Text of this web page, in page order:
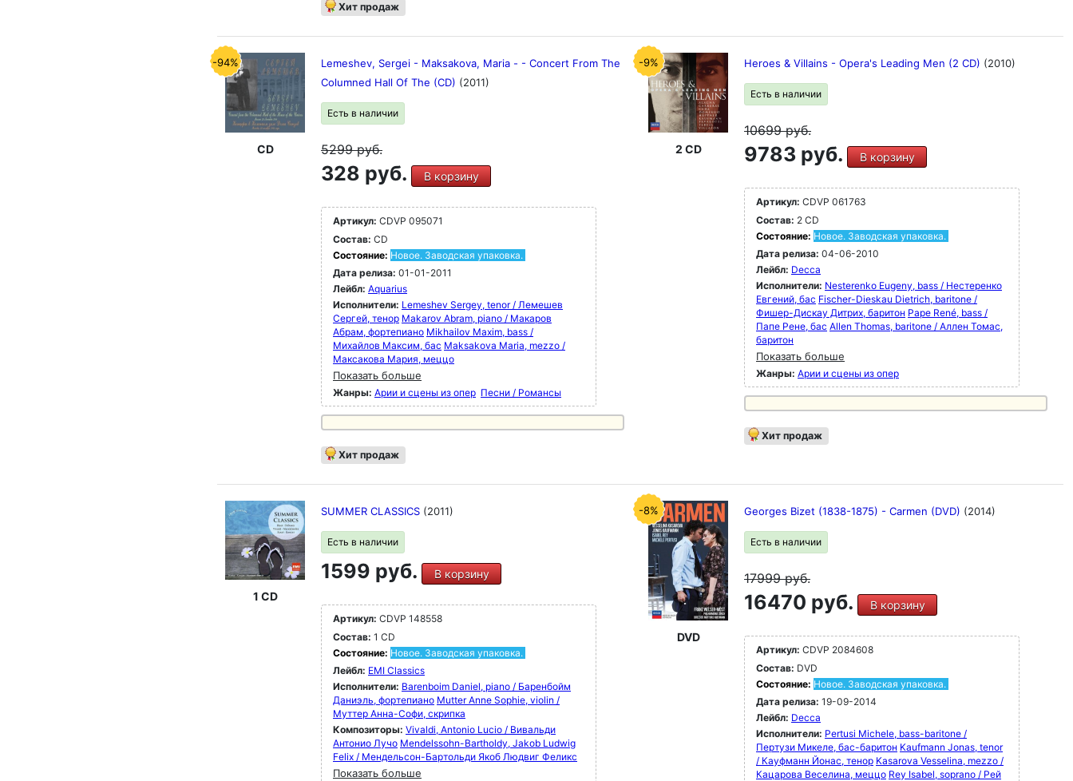
Хит продаж
-94%
CD
Lemeshev, Sergei - Maksakova, Maria - - Concert From The
Columned Hall Of The (CD) (2011)
Есть в наличии
5299руб.
328 руб. В корзину
Артикул: CDVP 095071
Состав: CD
Состояние: Новое. Заводская упаковка.
Дата релиза: 01-01-2011
Лейбл: Aquarius
Исполнители: Lemeshev Sergey, tenor / Лемешев
Сергей, тенор Makarov Abram, piano / Макаров
Абрам, фортепиано Mikhailov Maxim, bass /
Михайлов Максим, бас Maksakova Maria, mezzo /
Максакова Мария, меццо
Показать больше
Жанры: Арии и сцены из опер Песни / Романсы
Хит продаж
-9%
2 CD
Heroes & Villains - Opera's Leading Men (2 CD) (2010)
Есть в наличии
10699руб.
9783 руб. В корзину
Артикул: CDVP 061763
Состав: 2 CD
Состояние: Новое. Заводская упаковка.
Дата релиза: 04-06-2010
Лейбл: Decca
Исполнители: Nesterenko Eugeny, bass / Нестеренко
Евгений, бас Fischer-Dieskau Dietrich, baritone /
Фишер-Дискау Дитрих, баритон Pape René, bass /
Папе Рене, бас Allen Thomas, baritone / Аллен Томас,
баритон
Показать больше
Жанры: Арии и сцены из опер
Хит продаж
1 CD
SUMMER CLASSICS (2011)
Есть в наличии
1599 руб. В корзину
Артикул: CDVP 148558
Состав: 1 CD
Состояние: Новое. Заводская упаковка.
Лейбл: EMI Classics
Исполнители: Barenboim Daniel, piano / Баренбойм
Даниэль, фортепиано Mutter Anne Sophie, violin /
Муттер Анна-Софи, скрипка
Композиторы: Vivaldi, Antonio Lucio / Вивальди
Антонио Лучо Mendelssohn-Bartholdy, Jakob Ludwig
Felix / Мендельсон-Бартольди Якоб Людвиг Феликс
Показать больше
-8%
DVD
Georges Bizet (1838-1875) - Carmen (DVD) (2014)
Есть в наличии
17999руб.
16470 руб. В корзину
Артикул: CDVP 2084608
Состав: DVD
Состояние: Новое. Заводская упаковка.
Дата релиза: 19-09-2014
Лейбл: Decca
Исполнители: Pertusi Michele, bass-baritone /
Пертузи Микеле, бас-баритон Kaufmann Jonas, tenor
/ Кауфманн Йонас, тенор Kasarova Vesselina, mezzo /
Кацарова Веселина, меццо Rey Isabel, soprano / Рей